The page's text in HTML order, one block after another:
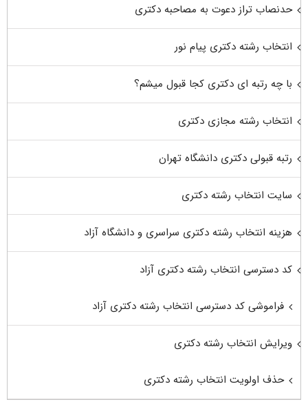
حدنصاب تراز دعوت به مصاحبه دکتری
انتخاب رشته دکتری پیام نور
با چه رتبه ای دکتری کجا قبول میشم؟
انتخاب رشته مجازی دکتری
رتبه قبولی دکتری دانشگاه تهران
سایت انتخاب رشته دکتری
هزینه انتخاب رشته دکتری سراسری و دانشگاه آزاد
کد دسترسی انتخاب رشته دکتری آزاد
فراموشی کد دسترسی انتخاب رشته دکتری آزاد
ویرایش انتخاب رشته دکتری
حذف اولویت انتخاب رشته دکتری